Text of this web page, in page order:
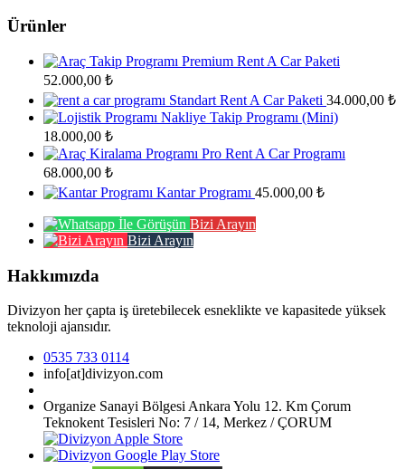
Ürünler
Premium Rent A Car Paketi
52.000,00 ₺
Standart Rent A Car Paketi 34.000,00 ₺
Nakliye Takip Programı (Mini)
18.000,00 ₺
Pro Rent A Car Programı
68.000,00 ₺
Kantar Programı 45.000,00 ₺
Bizi Arayın
Bizi Arayın
Hakkımızda
Divizyon her çapta iş üretebilecek esneklikte ve kapasitede yüksek
teknoloji ajansıdır.
0535 733 0114
info[at]divizyon.com
Organize Sanayi Bölgesi Ankara Yolu 12. Km Çorum
Teknokent Tesisleri No: 7 / 14, Merkez / ÇORUM